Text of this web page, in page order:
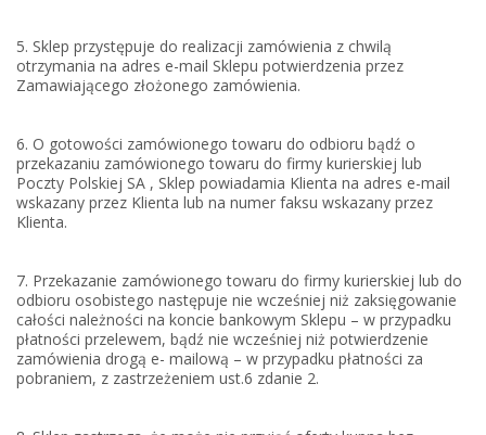
5. Sklep przystępuje do realizacji zamówienia z chwilą
otrzymania na adres e-mail Sklepu potwierdzenia przez
Zamawiającego złożonego zamówienia.
6. O gotowości zamówionego towaru do odbioru bądź o
przekazaniu zamówionego towaru do firmy kurierskiej lub
Poczty Polskiej SA , Sklep powiadamia Klienta na adres e-mail
wskazany przez Klienta lub na numer faksu wskazany przez
Klienta.
7. Przekazanie zamówionego towaru do firmy kurierskiej lub do
odbioru osobistego następuje nie wcześniej niż zaksięgowanie
całości należności na koncie bankowym Sklepu – w przypadku
płatności przelewem, bądź nie wcześniej niż potwierdzenie
zamówienia drogą e- mailową – w przypadku płatności za
pobraniem, z zastrzeżeniem ust.6 zdanie 2.